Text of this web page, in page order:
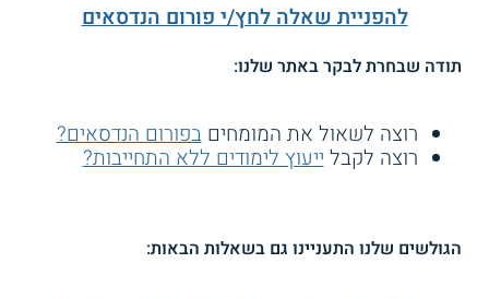
להפניית שאלה לחץ/י פורום הנדסאים
תודה שבחרת לבקר באתר שלנו:
רוצה לשאול את המומחיםבפורום הנדסאים?
רוצה לקבלייעוץ לימודים ללא התחייבות?
הגולשים שלנו התעניינו גם בשאלות הבאות: